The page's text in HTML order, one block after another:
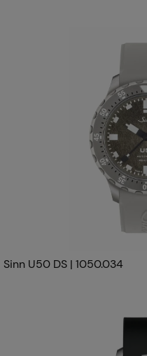
Sinn U50 DS | 1050.034